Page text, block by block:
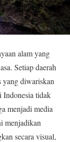
alam yang
Setiap daerah
yang diwariskan
Indonesia tidak
menjadi media
menjadikan
secara visual,